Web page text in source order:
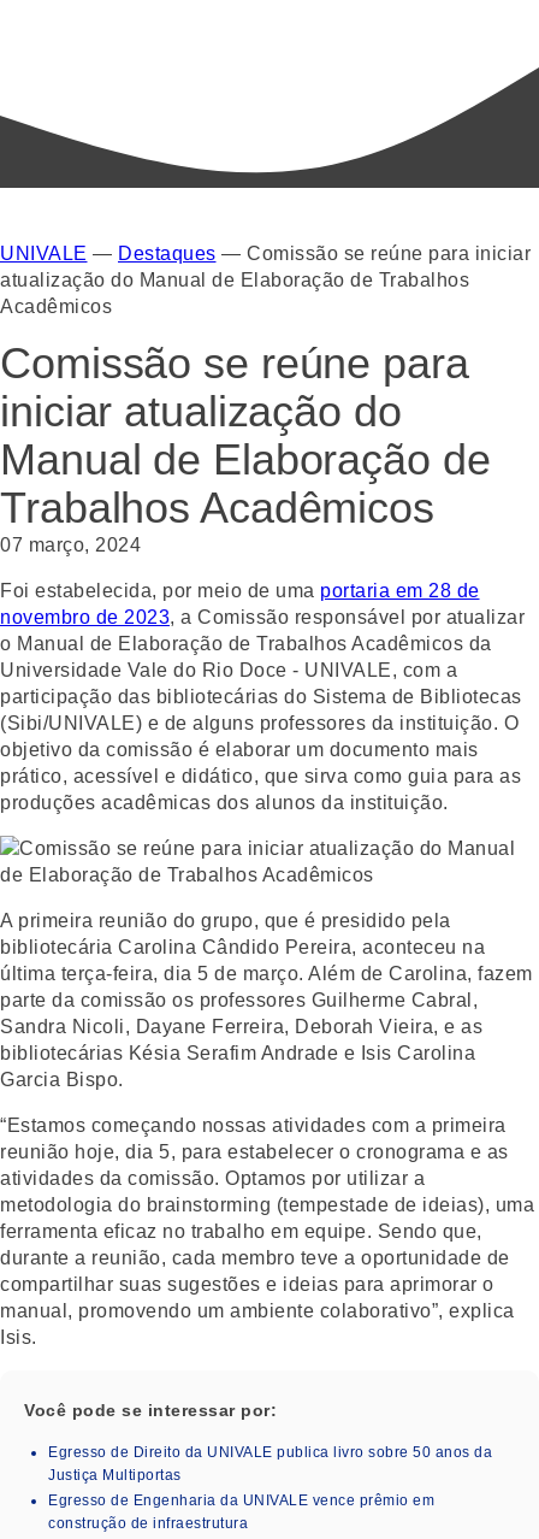
UNIVALE — Destaques — Comissão se reúne para iniciar
atualização do Manual de Elaboração de Trabalhos
Acadêmicos
Comissão se reúne para
iniciar atualização do
Manual de Elaboração de
Trabalhos Acadêmicos
07 março, 2024
Foi estabelecida, por meio de uma portaria em 28 de
novembro de 2023, a Comissão responsável por atualizar
o Manual de Elaboração de Trabalhos Acadêmicos da
Universidade Vale do Rio Doce - UNIVALE, com a
participação das bibliotecárias do Sistema de Bibliotecas
(Sibi/UNIVALE) e de alguns professores da instituição. O
objetivo da comissão é elaborar um documento mais
prático, acessível e didático, que sirva como guia para as
produções acadêmicas dos alunos da instituição.
A primeira reunião do grupo, que é presidido pela
bibliotecária Carolina Cândido Pereira, aconteceu na
última terça-feira, dia 5 de março. Além de Carolina, fazem
parte da comissão os professores Guilherme Cabral,
Sandra Nicoli, Dayane Ferreira, Deborah Vieira, e as
bibliotecárias Késia Serafim Andrade e Isis Carolina
Garcia Bispo.
“Estamos começando nossas atividades com a primeira
reunião hoje, dia 5, para estabelecer o cronograma e as
atividades da comissão. Optamos por utilizar a
metodologia do brainstorming (tempestade de ideias), uma
ferramenta eficaz no trabalho em equipe. Sendo que,
durante a reunião, cada membro teve a oportunidade de
compartilhar suas sugestões e ideias para aprimorar o
manual, promovendo um ambiente colaborativo”, explica
Isis.
Você pode se interessar por:
Egresso de Direito da UNIVALE publica livro sobre 50 anos da
Justiça Multiportas
Egresso de Engenharia da UNIVALE vence prêmio em
construção de infraestrutura